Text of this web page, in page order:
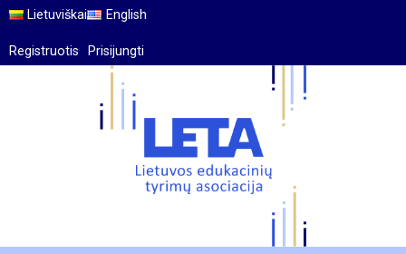
Lietuviškai English
Registruotis Prisijungti